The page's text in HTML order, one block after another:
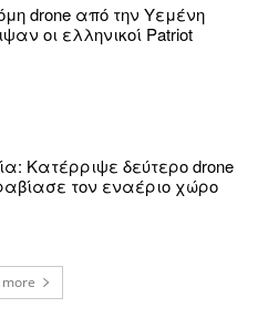
drone από την Υεμένη
οι ελληνικοί Patriot
Κατέρριψε δεύτερο drone
τον εναέριο χώρο
more